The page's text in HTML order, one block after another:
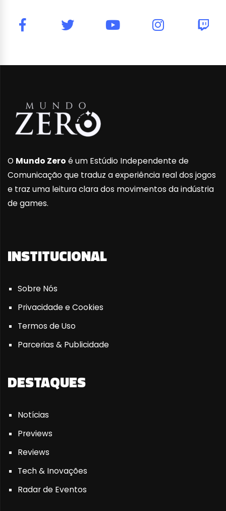
O Mundo Zero é um Estúdio Independente de
Comunicação que traduz a experiência real dos jogos
e traz uma leitura clara dos movimentos da indústria
de games.
INSTITUCIONAL
Sobre Nós
Privacidade e Cookies
Termos de Uso
Parcerias & Publicidade
DESTAQUES
Notícias
Previews
Reviews
Tech & Inovações
Radar de Eventos